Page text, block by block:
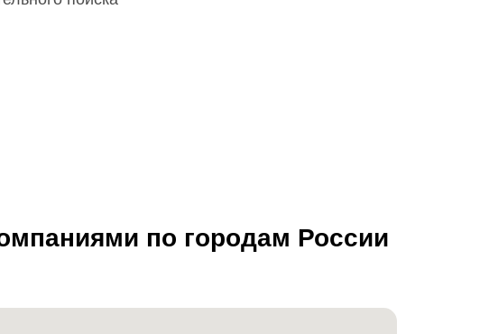
по городам России